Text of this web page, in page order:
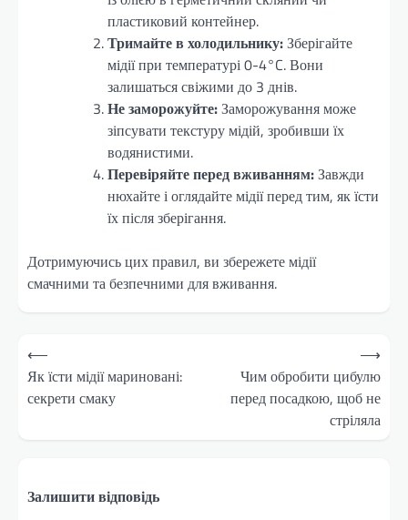
пластиковий контейнер.
Тримайте в холодильнику:Зберігайте
мідії при температурі 0-4°C. Вони
залишаться свіжими до 3 днів.
Не заморожуйте:Заморожування може
зіпсувати текстуру мідій, зробивши їх
водянистими.
Перевіряйте перед вживанням:Завжди
нюхайте і оглядайте мідії перед тим, як їсти
їх після зберігання.
Дотримуючись цих правил, ви збережете мідії
смачними та безпечними для вживання.
Навігація
записів
⟵
Як їсти мідії мариновані:
секрети смаку
Чим обробити цибулю
перед посадкою, щоб не
стріляла
⟶
Залишити відповідь